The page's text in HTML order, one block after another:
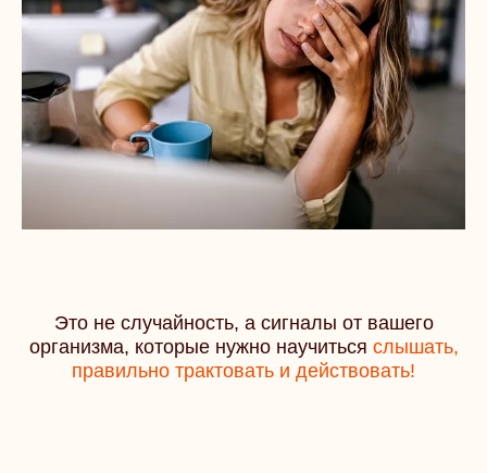
Это не случайность, а сигналы от вашего
организма, которые нужно научиться слышать,
правильно трактовать и действовать!